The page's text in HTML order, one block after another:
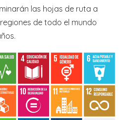
las hojas de ruta a
de todo el mundo